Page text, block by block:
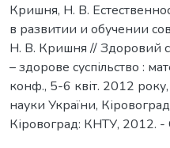
Кришня, Н. В.
в развитии и обучении
Н. В. Кришня // Здоровий
– здорове суспільство :
конф., 5-6 квіт. 2012
науки України,
Кіровоград: КНТУ, 2012.